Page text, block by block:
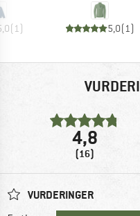
(1) 5,0(1)
4,8
(16)
VURDERINGER